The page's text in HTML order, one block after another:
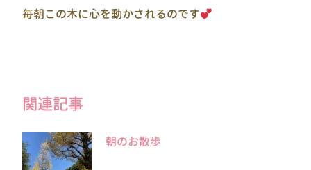
毎朝この木に心を動かされるのです
関連記事
朝のお散歩